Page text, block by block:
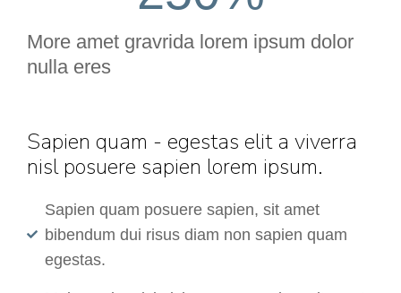
Sapien quam - egestas elit a viverra
nisl posuere sapien lorem ipsum.
Sapien quam posuere sapien, sit amet
bibendum dui risus diam non sapien quam
egestas.
More amet gravrida lorem ipsum dolor
nulla eres